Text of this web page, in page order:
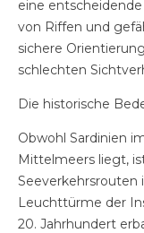
eine entscheidende
von Riffen und
sichere
schlechten
Die historische
Obwohl Sardinien
Mittelmeers liegt,
Leuchttürme der
20. Jahrhundert